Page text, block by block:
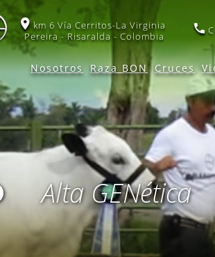
km 6 Vía Cerritos-La Virginia
Pereira - Risaralda - Colombia
Nosotros Raza BON Cruces
AltaGENética